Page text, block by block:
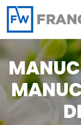
Panneau de gestion